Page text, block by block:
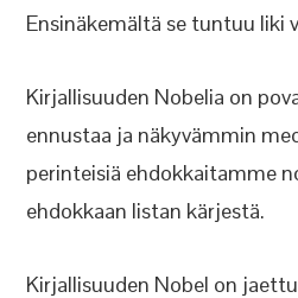
Ensinäkemältä se tuntuu liki
Kirjallisuuden Nobelia on
ennustaa ja näkyvämmin
perinteisiä ehdokkaitamme
ehdokkaan listan kärjestä.
Kirjallisuuden Nobel on